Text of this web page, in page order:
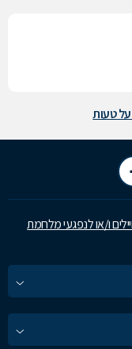
על טעות
ו/או לנפגעי מלחמת